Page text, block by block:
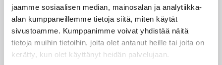
jaamme sosiaalisen median, mainosalan ja analytiikka-
alan kumppaneillemme tietoja siitä, miten käytät
sivustoamme. Kumppanimme voivat yhdistää näitä
tietoja muihin tietoihin, joita olet antanut heille tai joita on
kerätty, kun olet käyttänyt heidän palvelujaan.
A- ja B-nuorten valtakunnallisten sarjojen
sarjamääräykset 2014-2015
A-nuorten ranking 2014-15_päivitetty 18.8.2014
Nuorten valtakunnallisten sarjojen kalenteri